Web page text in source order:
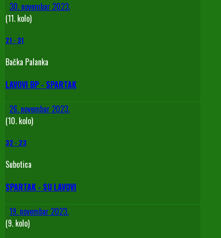
30. novembar 2023.
(11. kolo)
21 - 31
Bačka Palanka
LAVOVI BP - SPARTAK
26. novembar 2023.
(10. kolo)
32 - 23
Subotica
SPARTAK - SU LAVOVI
19. novembar 2023.
(9. kolo)